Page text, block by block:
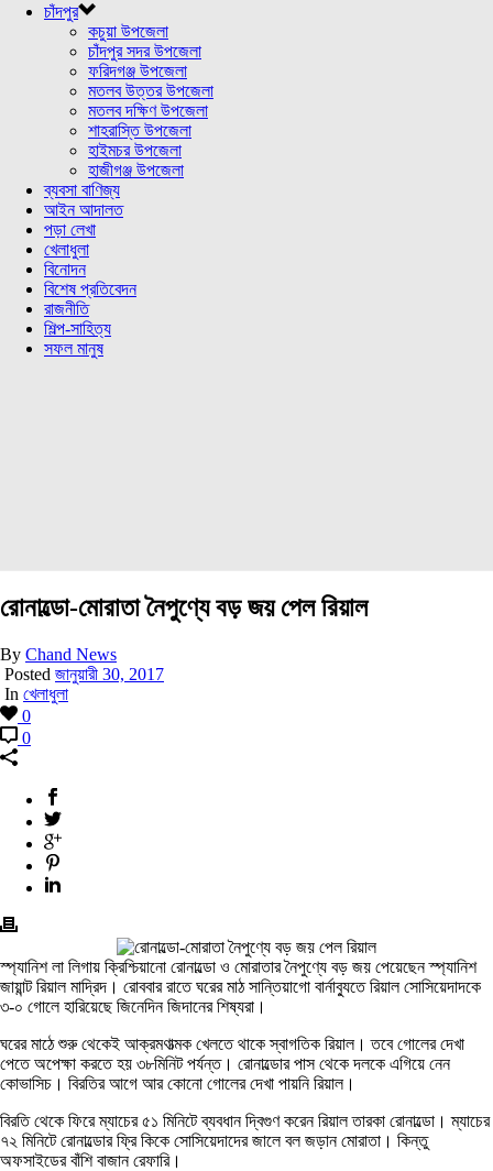
চাঁদপুর
কচুয়া উপজেলা
চাঁদপুর সদর উপজেলা
ফরিদগঞ্জ উপজেলা
মতলব উত্তর উপজেলা
মতলব দক্ষিণ উপজেলা
শাহরাস্তি উপজেলা
হাইমচর উপজেলা
হাজীগঞ্জ উপজেলা
ব্যবসা বাণিজ্য
আইন আদালত
পড়া লেখা
খেলাধুলা
বিনোদন
বিশেষ প্রতিবেদন
রাজনীতি
শিল্প-সাহিত্য
সফল মানুষ
রোনাল্ডো-মোরাতা নৈপুণ্যে বড় জয় পেল রিয়াল
By Chand News
Posted জানুয়ারী 30, 2017
In খেলাধুলা
0
0
স্প্যানিশ লা লিগায় ক্রিশ্চিয়ানো রোনাল্ডো ও মোরাতার নৈপুণ্যে বড় জয় পেয়েছেন স্প্যানিশ
জায়ান্ট রিয়াল মাদ্রিদ। রোববার রাতে ঘরের মাঠ সান্তিয়াগো বার্নাব্যুতে রিয়াল সোসিয়েদাদকে
৩-০ গোলে হারিয়েছে জিনেদিন জিদানের শিষ্যরা।
ঘরের মাঠে শুরু থেকেই আক্রমণাত্মক খেলতে থাকে স্বাগতিক রিয়াল। তবে গোলের দেখা
পেতে অপেক্ষা করতে হয় ৩৮মিনিট পর্যন্ত। রোনাল্ডোর পাস থেকে দলকে এগিয়ে নেন
কোভাসিচ। বিরতির আগে আর কোনো গোলের দেখা পায়নি রিয়াল।
বিরতি থেকে ফিরে ম্যাচের ৫১ মিনিটে ব্যবধান দ্বিগুণ করেন রিয়াল তারকা রোনাল্ডো। ম্যাচের
৭২ মিনিটে রোনাল্ডোর ফ্রি কিকে সোসিয়েদাদের জালে বল জড়ান মোরাতা। কিন্তু
অফসাইডের বাঁশি বাজান রেফারি।